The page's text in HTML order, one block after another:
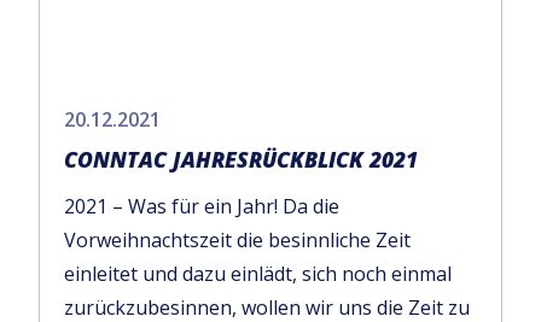
20.12.2021
CONNTAC JAHRESRÜCKBLICK 2021
2021 – Was für ein Jahr! Da die
Vorweihnachtszeit die besinnliche Zeit
einleitet und dazu einlädt, sich noch einmal
zurückzubesinnen, wollen wir uns die Zeit zu